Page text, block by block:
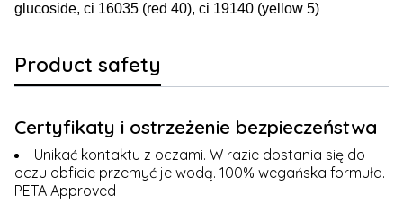
glucoside, ci 16035 (red 40), ci 19140 (yellow 5)
Product safety
Certyfikaty i ostrzeżenie bezpieczeństwa
Unikać kontaktu z oczami. W razie dostania się do
oczu obficie przemyć je wodą. 100% wegańska formuła.
PETA Approved